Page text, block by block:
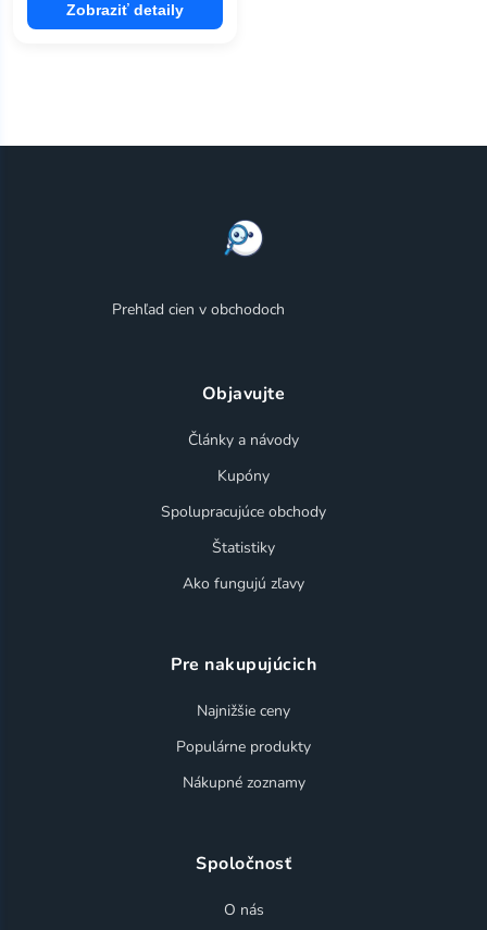
Zobraziť detaily
Prehľad cien v obchodoch
Objavujte
Články a návody
Kupóny
Spolupracujúce obchody
Štatistiky
Ako fungujú zľavy
Pre nakupujúcich
Najnižšie ceny
Populárne produkty
Nákupné zoznamy
Spoločnosť
O nás